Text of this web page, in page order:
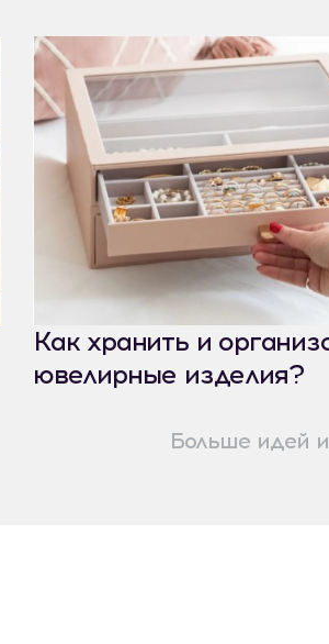
Как хранить и
ювелирные изделия?
Больше идей